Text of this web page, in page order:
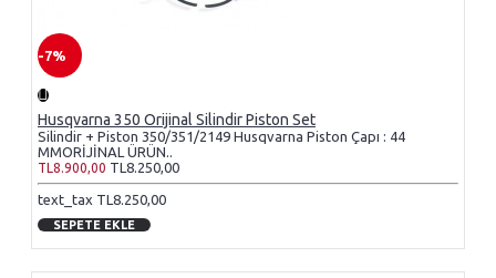
-7%
Husqvarna 350 Orijinal Silindir Piston Set
Silindir + Piston 350/351/2149 Husqvarna Piston Çapı : 44
MMORİJİNAL ÜRÜN..
TL8.900,00 TL8.250,00
text_tax TL8.250,00
SEPETE EKLE